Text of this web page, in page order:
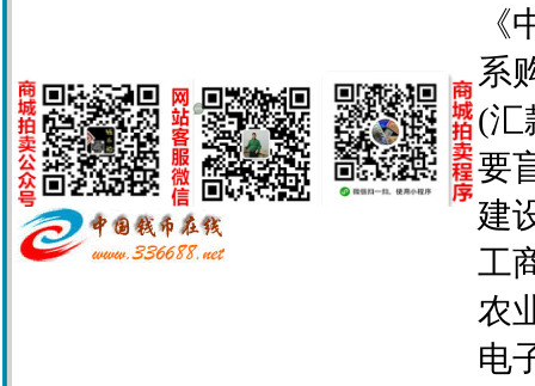
系
(汇
要
建
工
农
电